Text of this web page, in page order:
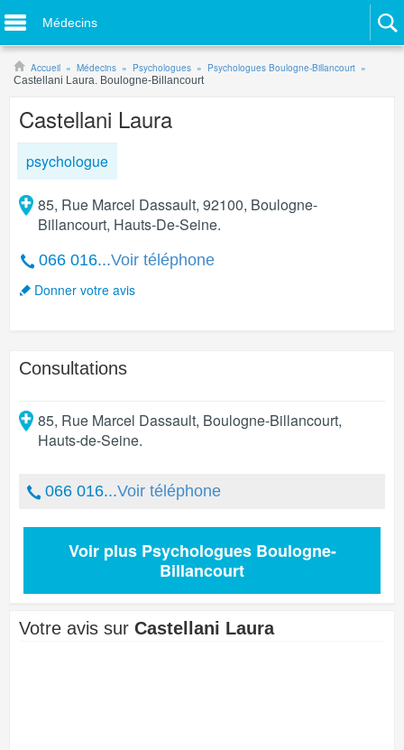
Médecins
Accueil Médecins Psychologues
Psychologues Boulogne-Billancourt
Castellani Laura. Boulogne-Billancourt
Castellani Laura
psychologue
85, Rue Marcel Dassault, 92100, Boulogne-
Billancourt, Hauts-De-Seine.
066 016...Voir téléphone
Donner votre avis
Consultations
85, Rue Marcel Dassault, Boulogne-Billancourt,
Hauts-de-Seine.
066 016...Voir téléphone
Voir plus Psychologues Boulogne-
Billancourt
Votre avis sur Castellani Laura